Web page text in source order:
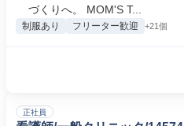
づくりへ。 MOM'S T...
制服あり フリーター歓迎 +21個
正社員